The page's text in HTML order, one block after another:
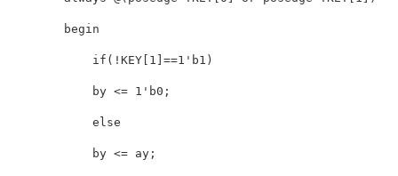
        begin
            if(!KEY[1]==1'b1)
            by <= 1'b0;
            else
            by <= ay;